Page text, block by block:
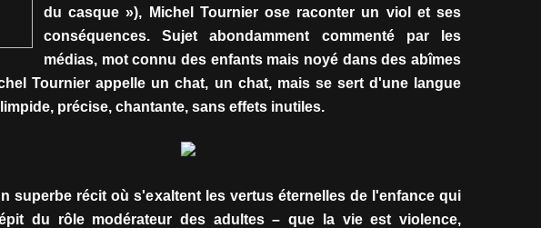
du casque »), Michel Tournier ose raconter un viol et ses
conséquences. Sujet abondamment commenté par les
médias, mot connu des enfants mais noyé dans des abîmes
Tournier appelle un chat, un chat, mais se sert d'une langue
précise, chantante, sans effets inutiles.
superbe récit où s'exaltent les vertus éternelles de l'enfance qui
du rôle modérateur des adultes – que la vie est violence,